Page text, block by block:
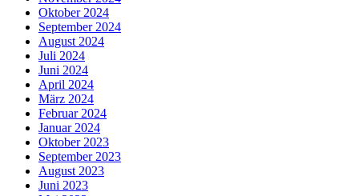
Oktober 2024
September 2024
August 2024
Juli 2024
Juni 2024
April 2024
März 2024
Februar 2024
Januar 2024
Oktober 2023
September 2023
August 2023
Juni 2023